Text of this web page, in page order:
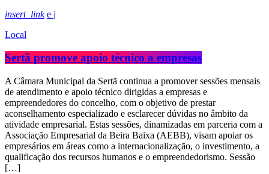
insert_link
Local
Sertã promove apoio técnico a empresas
A Câmara Municipal da Sertã continua a promover sessões mensais
de atendimento e apoio técnico dirigidas a empresas e
empreendedores do concelho, com o objetivo de prestar
aconselhamento especializado e esclarecer dúvidas no âmbito da
atividade empresarial. Estas sessões, dinamizadas em parceria com a
Associação Empresarial da Beira Baixa (AEBB), visam apoiar os
empresários em áreas como a internacionalização, o investimento, a
qualificação dos recursos humanos e o empreendedorismo. Sessão
[…]